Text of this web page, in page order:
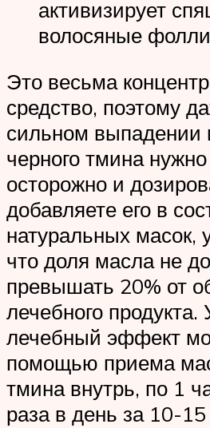
активизирует
волосяные
Это весьма
средство, поэтому
сильном выпадении
черного тмина
осторожно и
добавляете его в
натуральных масок,
что доля масла не
превышать 20% от
лечебного продукта.
лечебный эффект
помощью приема
тмина внутрь, по 1
раза в день за 10-